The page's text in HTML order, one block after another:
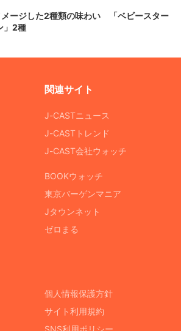
メージした2種類の味わい 「ベビースター
」2種
関連サイト
J-CASTニュース
J-CASTトレンド
J-CAST会社ウォッチ
BOOKウォッチ
東京バーゲンマニア
Jタウンネット
ゼロまる
個人情報保護方針
サイト利用規約
SNS利用ポリシー